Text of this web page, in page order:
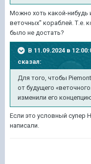
Можно хоть какой-нибудь
веточных" кораблей. Т.е.
было не достать?
В 11.09.2024 в
сказал:
Для того, чтобы
от будущего
изменили его
Если это условный супер
написали.